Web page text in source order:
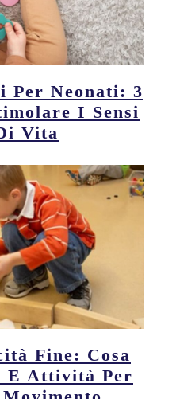
Per Neonati: 3
I Sensi
Vita
Fine: Cosa
E Attività Per